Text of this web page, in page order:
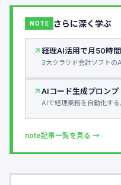
NOTE さらに深く学ぶ
経理AI活用で月50時
3大クラウド会計ソフトの
AIコード生成プロンプ
AIで経理業務を自動化す
note記事一覧を見る →